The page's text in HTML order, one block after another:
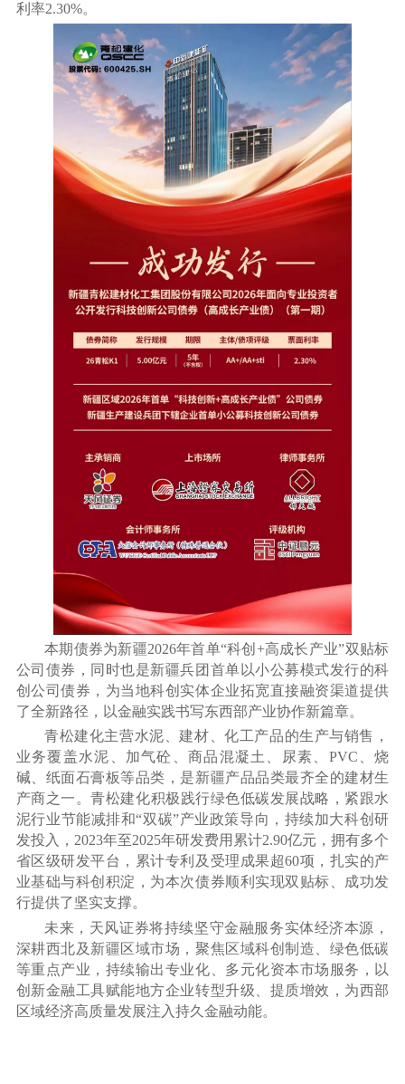
利率2.30%。
本期债券为新疆2026年首单“科创+高成长产业”双贴标
公司债券，同时也是新疆兵团首单以小公募模式发行的科
创公司债券，为当地科创实体企业拓宽直接融资渠道提供
了全新路径，以金融实践书写东西部产业协作新篇章。
青松建化主营水泥、建材、化工产品的生产与销售，
业务覆盖水泥、加气砼、商品混凝土、尿素、PVC、烧
碱、纸面石膏板等品类，是新疆产品品类最齐全的建材生
产商之一。青松建化积极践行绿色低碳发展战略，紧跟水
泥行业节能减排和“双碳”产业政策导向，持续加大科创研
发投入，2023年至2025年研发费用累计2.90亿元，拥有多个
省区级研发平台，累计专利及受理成果超60项，扎实的产
业基础与科创积淀，为本次债券顺利实现双贴标、成功发
行提供了坚实支撑。
未来，天风证券将持续坚守金融服务实体经济本源，
深耕西北及新疆区域市场，聚焦区域科创制造、绿色低碳
等重点产业，持续输出专业化、多元化资本市场服务，以
创新金融工具赋能地方企业转型升级、提质增效，为西部
区域经济高质量发展注入持久金融动能。